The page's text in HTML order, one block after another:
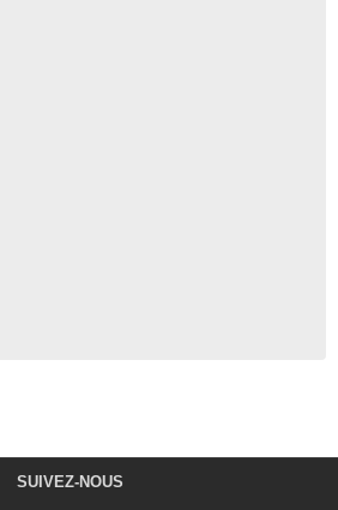
SUIVEZ-NOUS